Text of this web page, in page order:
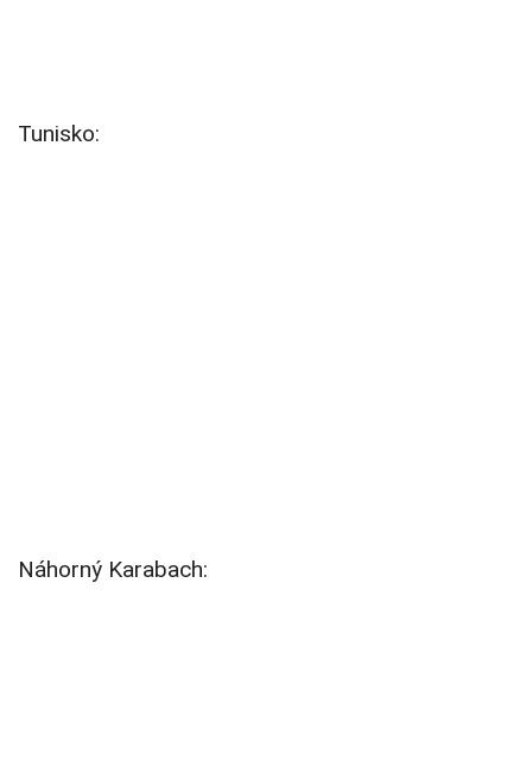
Tunisko:
Náhorný Karabach: